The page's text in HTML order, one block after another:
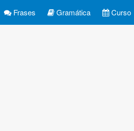
Frases Gramática Curso